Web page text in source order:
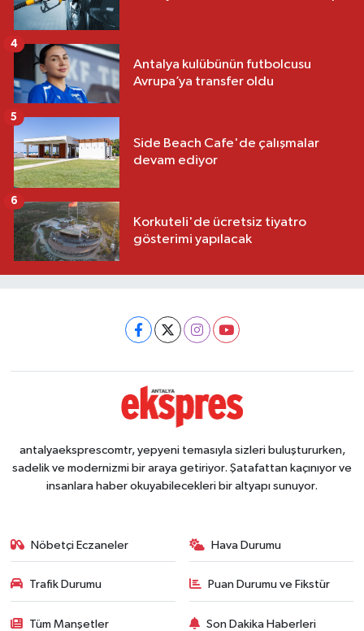
Antalya kulübünün futbolcusu
Avrupa’ya transfer oldu
4
Side Beach Cafe'de çalışmalar
devam ediyor
5
Korkuteli'de ücretsiz tiyatro
gösterimi yapılacak
6
antalyaeksprescomtr, yepyeni temasıyla sizleri buluştururken,
sadelik ve modernizmi bir araya getiriyor. Şatafattan kaçınıyor ve
insanlara haber okuyabilecekleri bir altyapı sunuyor.
Nöbetçi Eczaneler Hava Durumu
Trafik Durumu Puan Durumu ve Fikstür
Tüm Manşetler Son Dakika Haberleri